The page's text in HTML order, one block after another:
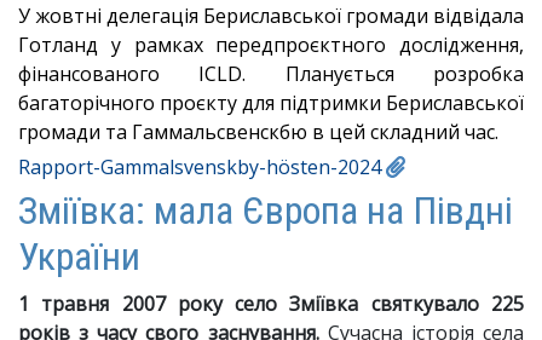
У жовтні делегація Бериславської громади відвідала
Готланд у рамках передпроєктного дослідження,
фінансованого ICLD. Планується розробка
багаторічного проєкту для підтримки Бериславської
громади та Гаммальсвенскбю в цей складний час.
Rapport-Gammalsvenskby-hösten-2024
Зміївка: мала Європа на Півдні
України
1 травня 2007 року село Зміївка святкувало 225
років з часу свого заснування.Сучасна історія села